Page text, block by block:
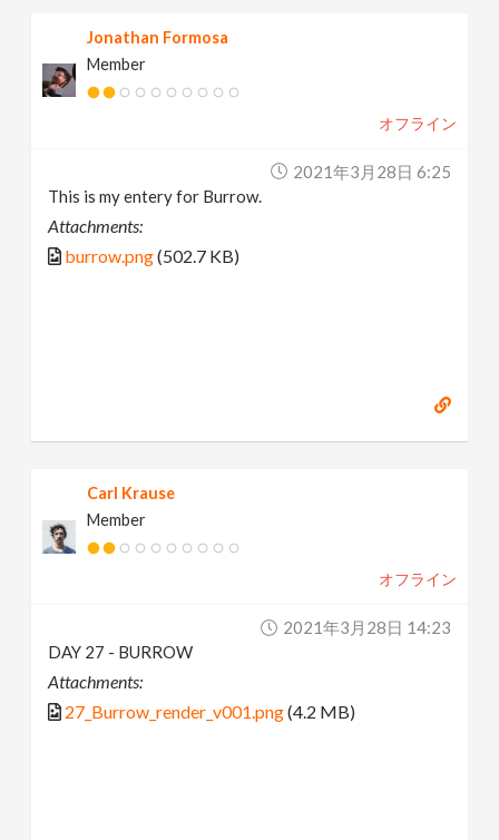
Jonathan Formosa
Member
オフライン
2021年3月28日 6:25
This is my entery for Burrow.
Attachments:
burrow.png(502.7 KB)
Carl Krause
Member
オフライン
2021年3月28日 14:23
DAY 27 - BURROW
Attachments:
27_Burrow_render_v001.png(4.2 MB)